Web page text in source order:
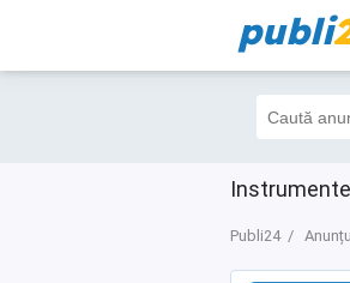
publi
Publi24
Filtre 3